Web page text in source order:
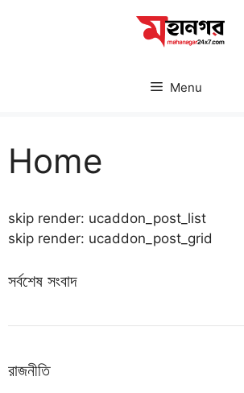
Menu
Home
skip render: ucaddon_post_list
skip render: ucaddon_post_grid
সর্বশেষ সংবাদ
রাজনীতি